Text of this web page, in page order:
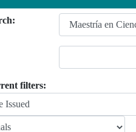
filters: